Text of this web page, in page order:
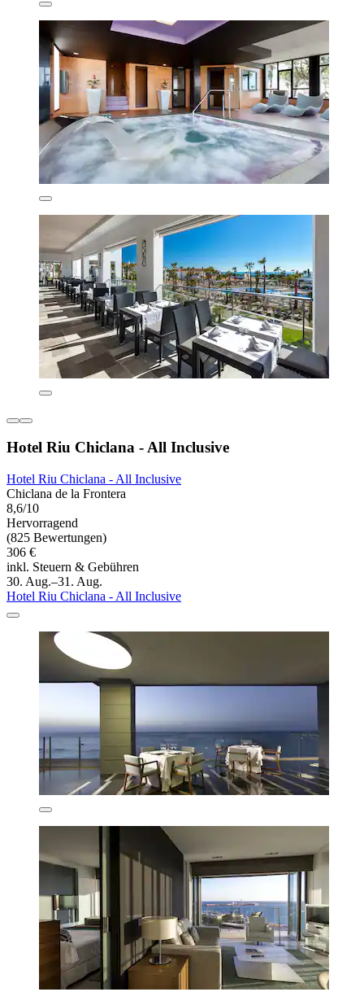
Hotel Riu Chiclana - All Inclusive
Hotel Riu Chiclana - All Inclusive
Chiclana de la Frontera
8,6/10
Hervorragend
(825 Bewertungen)
306 €
inkl. Steuern & Gebühren
30. Aug.–31. Aug.
Hotel Riu Chiclana - All Inclusive